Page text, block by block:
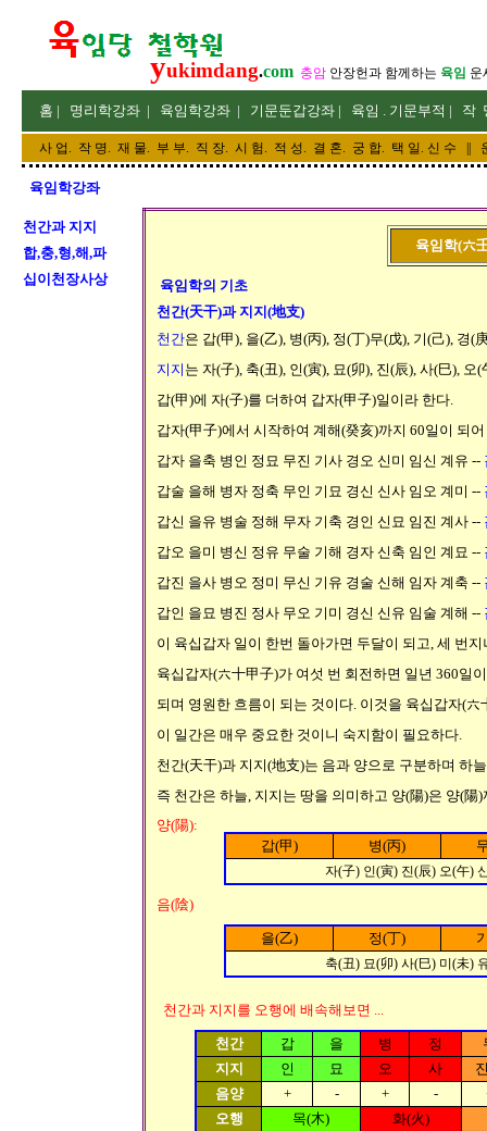
yukimdang.com 충암 안장헌과 함께하는 육임 운
홈 | 명리 학강좌 | 육임학강좌 | 기문둔갑강좌 | 육임 . 기문부적 | 작
사 업 . 작 명. 재 물. 부 부. 직 장. 시 험. 적 성. 결 혼. 궁 합. 택 일. 신 수
육임학강좌
천간과 지지
합,충,형,해,파
십이천장사상
육임학(六
육임학의 기초
천간(天干)과 지지(地支)
천간은 갑(甲), 을(乙), 병(丙), 정(丁)무(戊), 기(己), 경(
지지 는 자(子), 축(丑), 인(寅), 묘(卯), 진(辰), 사(巳), 오
갑(甲)에 자(子)를 더하여 갑자(甲子)일이라 한다.
갑자(甲子)에서 시작하여 계해(癸亥)까지 60일이 되
갑자 을축 병인 정묘 무진 기사 경오 신미 임신 계유 --
갑술 을해 병자 정축 무인 기묘 경신 신사 임오 계미 --
갑신 을유 병술 정해 무자 기축 경인 신묘 임진 계사 --
갑오 을미 병신 정유 무술 기해 경자 신축 임인 계묘 --
갑진 을사 병오 정미 무신 기유 경술 신해 임자 계축 --
갑인 을묘 병진 정사 무오 기미 경신 신유 임술 계해 --
이 육십갑자 일이 한번 돌아가면 두달이 되고, 세 번
육십갑자(六十甲子)가 여섯 번 회전하면 일년 360일
되며 영원한 흐름이 되는 것이다. 이것을 육십갑자(
이 일간은 매우 중요한 것이니 숙지함이 필요하다.
천간(天干)과 지지(地支)는 음과 양으로 구분하며 하
즉 천간은 하늘, 지지는 땅을 의미하고 양(陽)은 양(
양(陽):
갑(甲)
병(丙)
자(子) 인(寅) 진(辰) 오(午) 신(
음(陰)
을(乙) 정(丁)
축(丑) 묘(卯) 사(巳) 미(未) 유(
천간과 지지를 오행에 배속해보면 ...
천간 갑 을 병 정
지지
인 묘 오 사
음양
+ - + -
오행
목(木) 화(火)